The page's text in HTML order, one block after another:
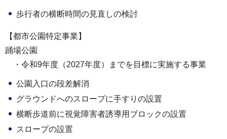
歩行者の横断時間の見直しの検討
【都市公園特定事業】
踊場公園
・令和9年度（2027年度）までを目標に実施する事業
公園入口の段差解消
グラウンドへのスロープに手すりの設置
横断歩道前に視覚障害者誘導用ブロックの設置
スロープの設置